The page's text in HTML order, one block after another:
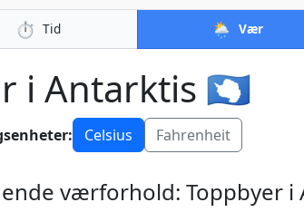
⏱️ Tid 🌦️ Vær
i Antarktis 🇦🇶
Celsius Fahrenheit
værforhold: Toppbyer i